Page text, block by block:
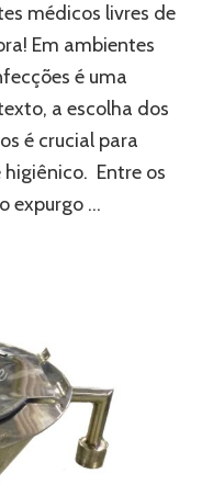
médicos livres de
Em ambientes
é uma
a escolha dos
é crucial para
Entre os
expurgo …